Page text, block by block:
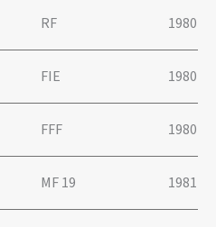
RF 1980
FIE 1980
FFF 1980
MF 19 1981